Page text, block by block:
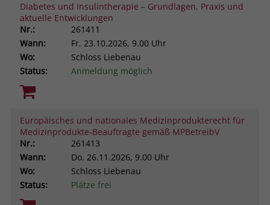
Diabetes und Insulintherapie – Grundlagen, Praxis und
aktuelle Entwicklungen
Nr.:
261411
Wann:
Fr. 23.10.2026, 9.00 Uhr
Wo:
Schloss Liebenau
Status:
Anmeldung möglich
Europäisches und nationales Medizinprodukterecht für
Medizinprodukte-Beauftragte gemäß MPBetreibV
Nr.:
261413
Wann:
Do. 26.11.2026, 9.00 Uhr
Wo:
Schloss Liebenau
Status:
Plätze frei